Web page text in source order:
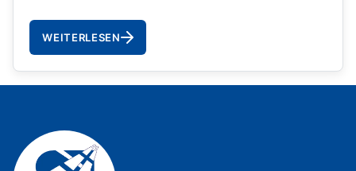
WEITERLESEN